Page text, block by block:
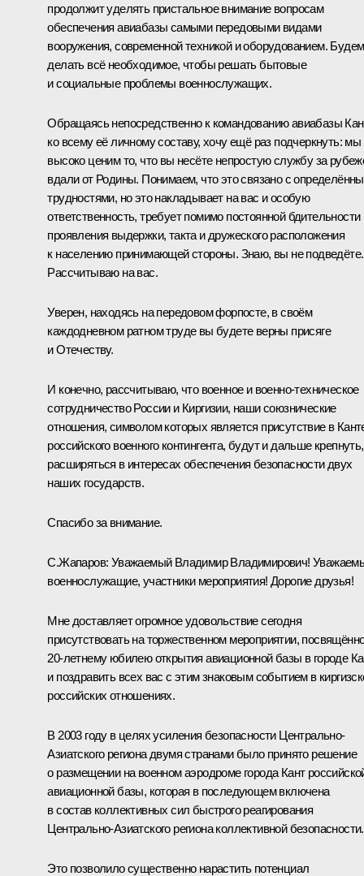
продолжит уделять пристальное внимание вопросам
обеспечения авиабазы самыми передовыми видами
вооружения, современной техникой и оборудованием. Будем
делать всё необходимое, чтобы решать бытовые
и социальные проблемы военнослужащих.
Обращаясь непосредственно к командованию авиабазы
ко всему её личному составу, хочу ещё раз подчеркнуть: мы
высоко ценим то, что вы несёте непростую службу за
вдали от Родины. Понимаем, что это связано с
трудностями, но это накладывает на вас и особую
ответственность, требует помимо постоянной бдительности
проявления выдержки, такта и дружеского расположения
к населению принимающей стороны. Знаю, вы не подведёте.
Рассчитываю на вас.
Уверен, находясь на передовом форпосте, в своём
каждодневном ратном труде вы будете верны присяге
и Отечеству.
И конечно, рассчитываю, что военное и военно-техническое
сотрудничество России и Киргизии, наши союзнические
отношения, символом которых является присутствие в
российского военного контингента, будут и дальше крепнуть,
расширяться в интересах обеспечения безопасности двух
наших государств.
Спасибо за внимание.
С.Жапаров: Уважаемый Владимир Владимирович!
военнослужащие, участники мероприятия! Дорогие друзья!
Мне доставляет огромное удовольствие сегодня
присутствовать на торжественном мероприятии,
20-летнему юбилею открытия авиационной базы в городе
и поздравить всех вас с этим знаковым событием в
российских отношениях.
В 2003 году в целях усиления безопасности Центрально-
Азиатского региона двумя странами было принято решение
о размещении на военном аэродроме города Кант
авиационной базы, которая в последующем включена
в состав коллективных сил быстрого реагирования
Центрально-Азиатского региона коллективной безопасности.
Это позволило существенно нарастить потенциал